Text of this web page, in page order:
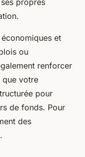
propres
et
ou
renforcer
que votre
pour
de fonds. Pour
des
.